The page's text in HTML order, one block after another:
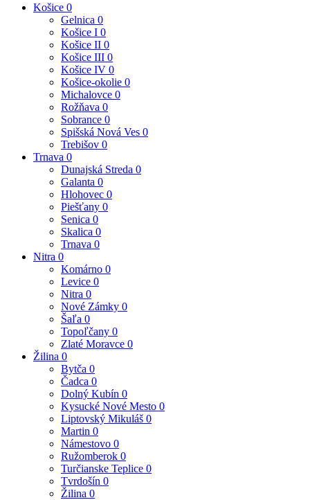
Košice 0
Gelnica 0
Košice I 0
Košice II 0
Košice III 0
Košice IV 0
Košice-okolie 0
Michalovce 0
Rožňava 0
Sobrance 0
Spišská Nová Ves 0
Trebišov 0
Trnava 0
Dunajská Streda 0
Galanta 0
Hlohovec 0
Piešťany 0
Senica 0
Skalica 0
Trnava 0
Nitra 0
Komárno 0
Levice 0
Nitra 0
Nové Zámky 0
Šaľa 0
Topoľčany 0
Zlaté Moravce 0
Žilina 0
Bytča 0
Čadca 0
Dolný Kubín 0
Kysucké Nové Mesto 0
Liptovský Mikuláš 0
Martin 0
Námestovo 0
Ružomberok 0
Turčianske Teplice 0
Tvrdošín 0
Žilina 0